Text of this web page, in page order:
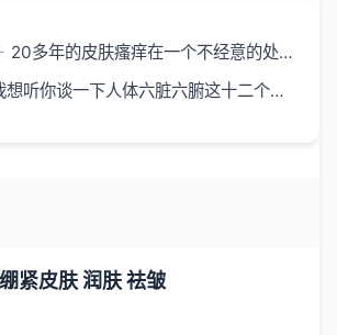
20多年的皮肤瘙痒在一个不经意的处方里找到了答案
我想听你谈一下人体六脏六腑这十二个器官的责任分工高低贵贱是怎样的呢?
紧皮肤 润肤 祛皱